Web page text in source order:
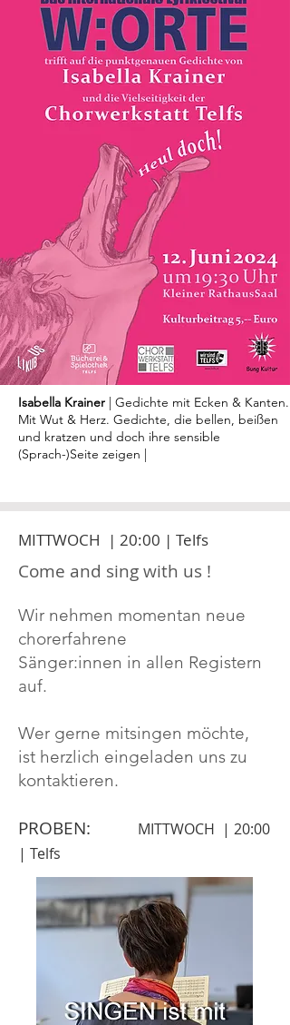
Isabella Krainer | Gedichte mit Ecken & Kanten.
Mit Wut & Herz. Gedichte, die bellen, beißen
und kratzen und doch ihre sensible
(Sprach-)Seite zeigen |
MITTWOCH | 20:00 | Telfs
Come and sing with us !
Wir nehmen momentan neue
chorerfahrene
Sänger:innen in allen Registern
auf.
Wer gerne mitsingen möchte,
ist herzlich eingeladen uns zu
kontaktieren.
PROBEN:
MITTWOCH | 20:00
| Telfs